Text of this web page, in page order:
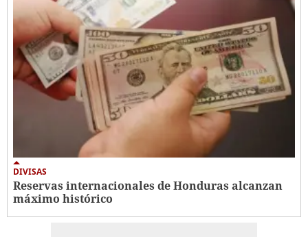
DIVISAS
Reservas internacionales de Honduras alcanzan
máximo histórico